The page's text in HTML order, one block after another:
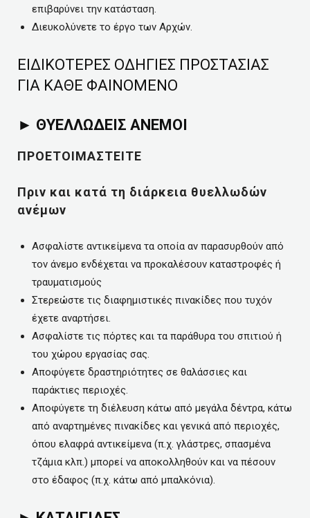
επιβαρύνει την κατάσταση.
Διευκολύνετε το έργο των Αρχών.
ΕΙΔΙΚΟΤΕΡΕΣ ΟΔΗΓΙΕΣ ΠΡΟΣΤΑΣΙΑΣ
ΓΙΑ ΚΑΘΕ ΦΑΙΝΟΜΕΝΟ
► ΘΥΕΛΛΩΔΕΙΣ ΑΝΕΜΟΙ
ΠΡΟΕΤΟΙΜΑΣΤΕΙΤΕ
Πριν και κατά τη διάρκεια θυελλωδών
ανέμων
Ασφαλίστε αντικείμενα τα οποία αν παρασυρθούν από
τον άνεμο ενδέχεται να προκαλέσουν καταστροφές ή
τραυματισμούς
Στερεώστε τις διαφημιστικές πινακίδες που τυχόν
έχετε αναρτήσει.
Ασφαλίστε τις πόρτες και τα παράθυρα του σπιτιού ή
του χώρου εργασίας σας.
Αποφύγετε δραστηριότητες σε θαλάσσιες και
παράκτιες περιοχές.
Αποφύγετε τη διέλευση κάτω από μεγάλα δέντρα, κάτω
από αναρτημένες πινακίδες και γενικά από περιοχές,
όπου ελαφρά αντικείμενα (π.χ. γλάστρες, σπασμένα
τζάμια κλπ.) μπορεί να αποκολληθούν και να πέσουν
στο έδαφος (π.χ. κάτω από μπαλκόνια).